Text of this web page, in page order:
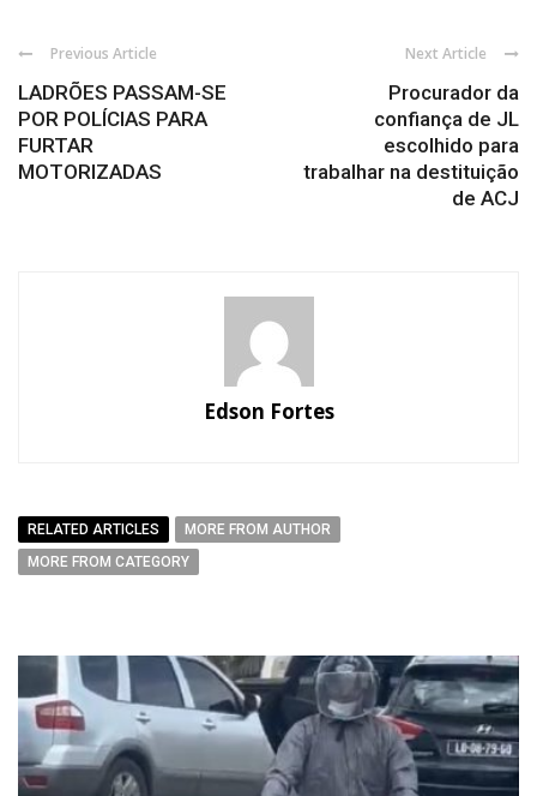
Previous Article
LADRÕES PASSAM-SE
POR POLÍCIAS PARA
FURTAR
MOTORIZADAS
Next Article
Procurador da
confiança de JL
escolhido para
trabalhar na destituição
de ACJ
Edson Fortes
RELATED ARTICLES
MORE FROM AUTHOR
MORE FROM CATEGORY